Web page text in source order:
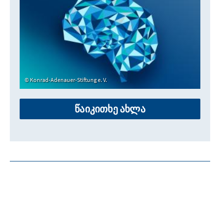
Konrad-Adenauer-Stiftung e. V.
წაიკითხე ახლა